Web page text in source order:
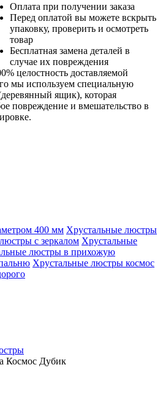
Оплата при получении заказа
Перед оплатой вы можете вскрыть
упаковку, проверить и осмотреть
товар
Бесплатная замена деталей в
случае их повреждения
целостность доставляемой
мы используем специальную
ящик), которая
повреждение и вмешательство в
400 мм Хрустальные люстры
с зеркалом Хрустальные
люстры в прихожую
Хрустальные люстры космос
Космос Дубик